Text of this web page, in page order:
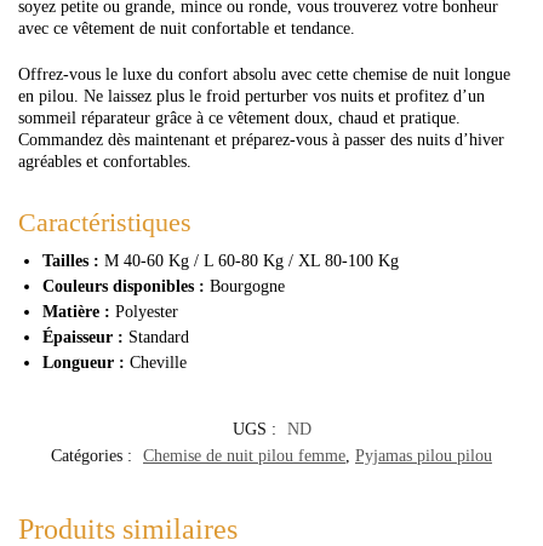
soyez petite ou grande, mince ou ronde, vous trouverez votre bonheur
avec ce vêtement de nuit confortable et tendance.
Offrez-vous le luxe du confort absolu avec cette chemise de nuit longue
en pilou. Ne laissez plus le froid perturber vos nuits et profitez d’un
sommeil réparateur grâce à ce vêtement doux, chaud et pratique.
Commandez dès maintenant et préparez-vous à passer des nuits d’hiver
agréables et confortables.
Caractéristiques
Tailles : M 40-60 Kg / L 60-80 Kg / XL 80-100 Kg
Couleurs disponibles : Bourgogne
Matière : Polyester
Épaisseur : Standard
Longueur : Cheville
UGS :
ND
Catégories :
Chemise de nuit pilou femme Pyjamas pilou pilou
Produits similaires